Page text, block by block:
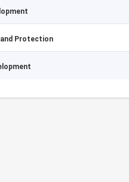
and Protection